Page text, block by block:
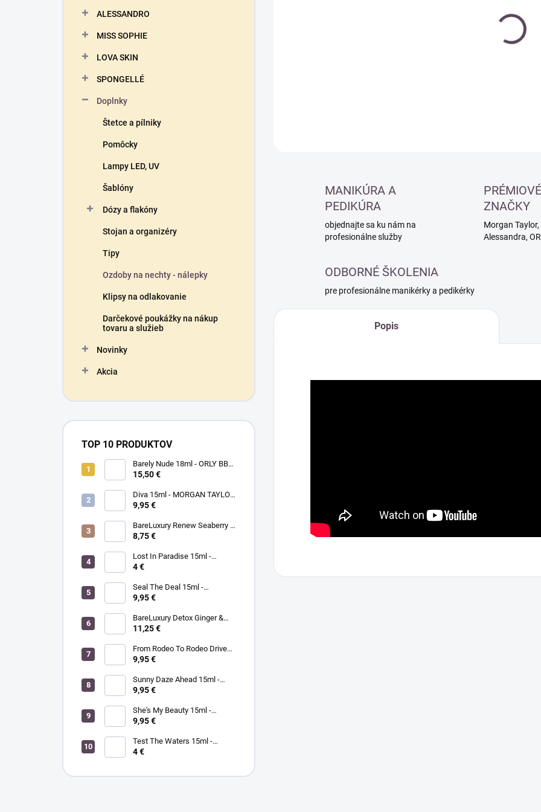
ALESSANDRO
MISS SOPHIE
LOVA SKIN
SPONGELLÉ
Doplnky
Štetce a pílniky
Pomôcky
Lampy LED, UV
Šablóny
Dózy a flakóny
Stojan a organizéry
Tipy
Ozdoby na nechty - nálepky
Klipsy na odlakovanie
Darčekové poukážky na nákup
tovaru a služieb
Novinky
Akcia
TOP 10 PRODUKTOV
Barely Nude 18ml - ORLY BB
CRÉME - makeup na nechty
15,50 €
Diva 15ml - MORGAN TAYLOR
- lak na nechty
9,95 €
BareLuxury Renew Seaberry &
Kukui - MORGAN TAYLOR -
sada rakytník/kukui
8,75 €
Lost In Paradise 15ml -
MORGAN TAYLOR - lak na
4 €
Seal The Deal 15ml -
MORGAN TAYLOR - lak na
9,95 €
BareLuxury Detox Ginger &
Green Tea Lotion 240ml -
hydratačný krém na ruky a
telo zázvor/zelený čaj
11,25 €
From Rodeo To Rodeo Drive
15ml - MORGAN TAYLOR - lak
9,95 €
Sunny Daze Ahead 15ml -
MORGAN TAYLOR - lak na
9,95 €
She's My Beauty 15ml -
MORGAN TAYLOR - lak na
9,95 €
Test The Waters 15ml -
MORGAN TAYLOR - lak na
4 €
cena:
MANIKÚRA A
PEDIKÚRA
objednajte sa ku nám na
profesionálne služby
PRÉMIOVÉ
ZNAČKY
Morgan Taylor,
Alessandra,
ODBORNÉ ŠKOLENIA
pre profesionálne manikérky a pedikérky
Popis